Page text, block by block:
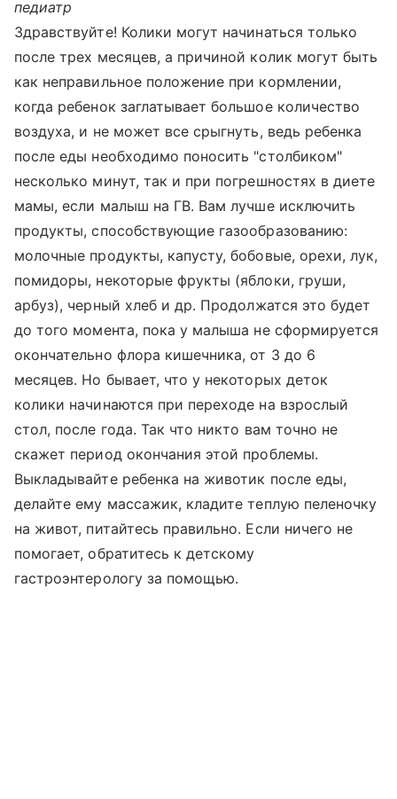
педиатр
Здравствуйте! Колики могут начинаться только
после трех месяцев, а причиной колик могут быть
как неправильное положение при кормлении,
когда ребенок заглатывает большое количество
воздуха, и не может все срыгнуть, ведь ребенка
после еды необходимо поносить "столбиком"
несколько минут, так и при погрешностях в диете
мамы, если малыш на ГВ. Вам лучше исключить
продукты, способствующие газообразованию:
молочные продукты, капусту, бобовые, орехи, лук,
помидоры, некоторые фрукты (яблоки, груши,
арбуз), черный хлеб и др. Продолжатся это будет
до того момента, пока у малыша не сформируется
окончательно флора кишечника, от 3 до 6
месяцев. Но бывает, что у некоторых деток
колики начинаются при переходе на взрослый
стол, после года. Так что никто вам точно не
скажет период окончания этой проблемы.
Выкладывайте ребенка на животик после еды,
делайте ему массажик, кладите теплую пеленочку
на живот, питайтесь правильно. Если ничего не
помогает, обратитесь к детскому
гастроэнтерологу за помощью.